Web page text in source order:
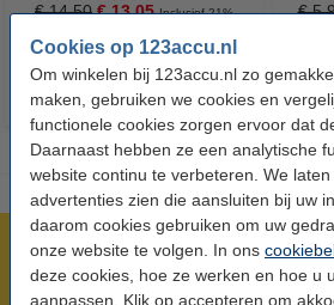
Cookies op 123accu.nl
Om winkelen bij 123accu.nl zo
maken, gebruiken we cookies en
functionele cookies zorgen ervoor dat
Daarnaast hebben ze een analytische
website continu te verbeteren. We
advertenties zien die aansluiten bij uw
daarom cookies gebruiken om uw
onze website te volgen. In ons
deze cookies, hoe ze werken en hoe u
aanpassen. Klik op accepteren om
€ 14,50 € 13,05 Inclusief 21%
BTW
€
Meer dan 5 miljoen klanten!
Voor 23.59 uur besteld, morgen in huis!